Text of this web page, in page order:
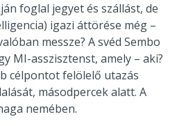
foglal jegyet és szállást, de
igazi áttörése még –
messze? A svéd Sembo
MI-asszisztenst, amely – aki?
célpontot felölelő utazás
másodpercek alatt. A
nemében.